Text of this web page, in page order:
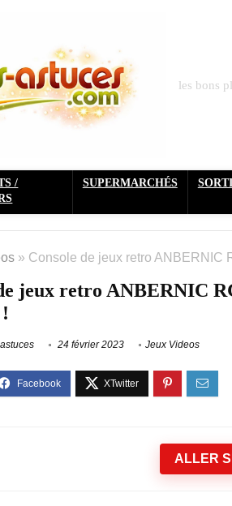
les bons
/
SUPERMARCHÉS
» Console de jeux retro ANBERNIC
jeux retro ANBERNIC
24 février 2023 Jeux Videos
ALLER